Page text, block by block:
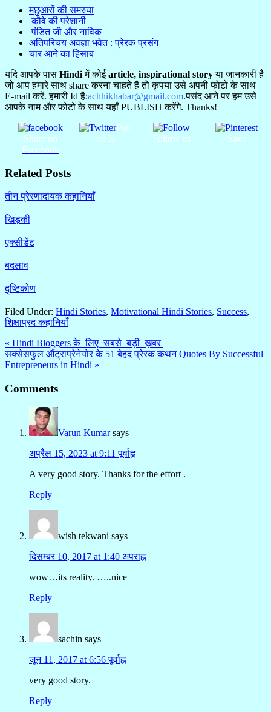
मछुआरों की समस्या
कौवे की परेशानी
पंडित जी और नाविक
अतिपरिचय अवज्ञा भवेत : प्रेरक प्रसंग
चार आने का हिसाब
यदि आपके पास Hindiमें कोईarticle, inspirational storyया जानकारी है
जो आप हमारे साथ share करना चाहते हैं तो कृपया उसे अपनी फोटो के साथ
E-mail करें. हमारी Id है:achhikhabar@gmail.com.पसंद आने पर हम उसे
आपके नाम और फोटो के साथ यहाँ PUBLISH करेंगे. Thanks!
Share on
Facebook
Post
on X
Follow us Save
Related Posts
तीन प्रेरणादायक कहानियाँ
खिड़की
एक्सीडेंट
बदलाव
दृष्टिकोण
Filed Under: Hindi Stories, Motivational Hindi Stories, Success,
शिक्षाप्रद कहानियाँ
« Hindi Bloggers के लिए सबसे बड़ी ख़बर
सक्सेसफुल औंट्राप्रेनेयोर के 51 बेहद प्रेरक कथन Quotes By Successful
Entrepreneurs in Hindi »
Comments
Varun Kumar says
अप्रैल 15, 2023 at 9:11 पूर्वाह्न
A very good story. Thanks for the effort .
Reply
wish tekwani says
दिसम्बर 10, 2017 at 1:40 अपराह्न
wow…its reality. …..nice
Reply
sachin says
जून 11, 2017 at 6:56 पूर्वाह्न
very good story.
Reply